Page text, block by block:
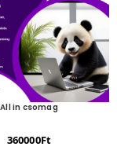
All in csomag
360000Ft